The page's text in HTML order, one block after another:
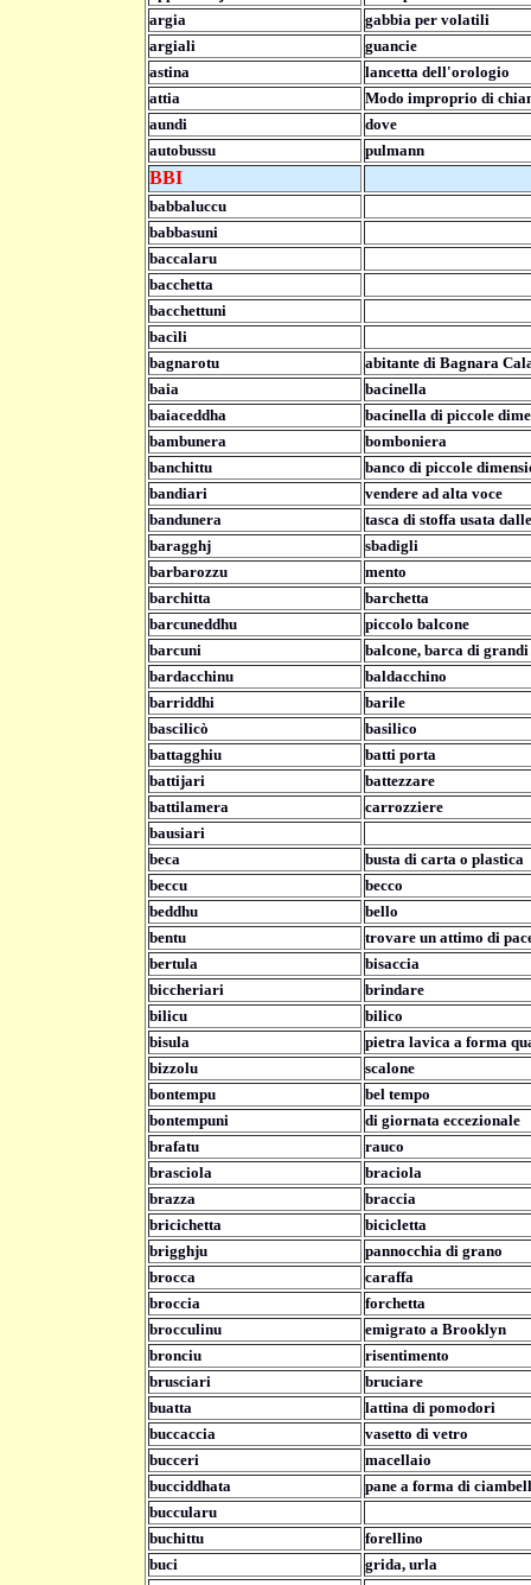
argia
gabbia per volatili
argiali
guancie
astina
lancetta dell'orologio
attia
Modo improprio di
aundi
dove
autobussu
pulmann
BBI
babbaluccu
babbasuni
baccalaru
bacchetta
bacchettuni
bacìli
bagnarotu
abitante di Bagnara
baia
bacinella
baiaceddha
bacinella di piccole
bambunera
bomboniera
banchittu
banco di piccole
bandiari
vendere ad alta voce
bandunera
tasca di stoffa usata
baragghj
sbadigli
barbarozzu
mento
barchitta
barchetta
barcuneddhu
piccolo balcone
barcuni
balcone, barca di
bardacchinu
baldacchino
barriddhi
barile
bascilicò
basilico
battagghiu
batti porta
battijari
battezzare
battilamera
carrozziere
bausiari
beca
busta di carta o plastica
beccu
becco
beddhu
bello
bentu
trovare un attimo di
bertula
bisaccia
biccheriari
brindare
bilicu
bilico
bisula
pietra lavica a forma
bizzolu
scalone
bontempu
bel tempo
bontempuni
di giornata eccezionale
brafatu
rauco
brasciola
braciola
brazza
braccia
bricichetta
bicicletta
brigghju
pannocchia di grano
brocca
caraffa
broccia
forchetta
brocculinu
emigrato a Brooklyn
bronciu
risentimento
brusciari
bruciare
buatta
lattina di pomodori
buccaccia
vasetto di vetro
bucceri
macellaio
bucciddhata
pane a forma di
buccularu
buchittu
forellino
buci
grida, urla